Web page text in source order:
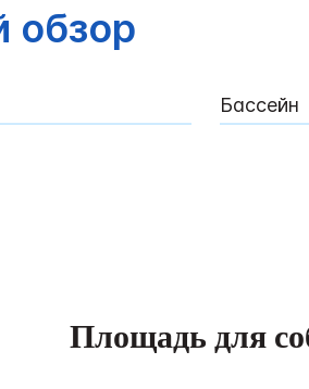
обзор
Бассейн
Площадь для